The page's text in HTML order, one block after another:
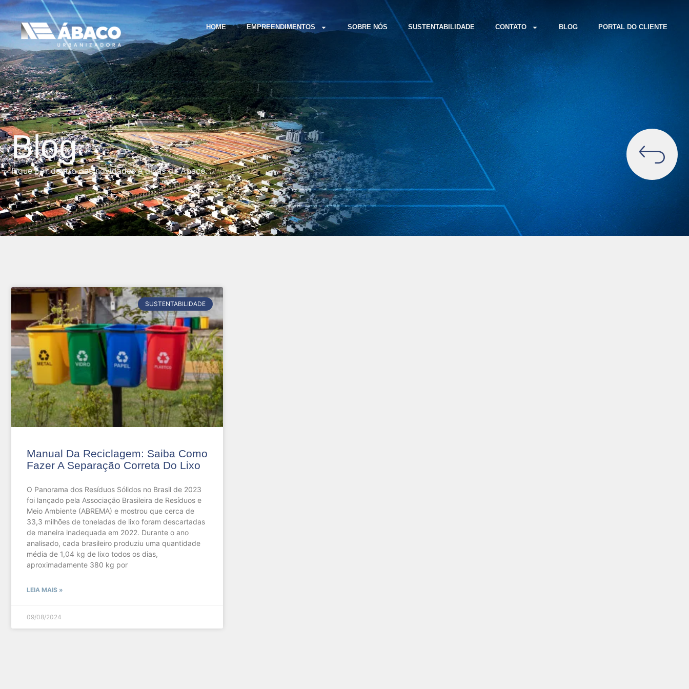
HOME EMPREENDIMENTOS SOBRE NÓS SUSTENTABILIDADE CONTATO BLOG PORTAL DO CLIENTE
Blog
Fique por dentro das novidades e dicas da Ábaco.
SUSTENTABILIDADE
Manual Da Reciclagem: Saiba Como
Fazer A Separação Correta Do Lixo
O Panorama dos Resíduos Sólidos no Brasil de 2023
foi lançado pela Associação Brasileira de Resíduos e
Meio Ambiente (ABREMA) e mostrou que cerca de
33,3 milhões de toneladas de lixo foram descartadas
de maneira inadequada em 2022. Durante o ano
analisado, cada brasileiro produziu uma quantidade
média de 1,04 kg de lixo todos os dias,
aproximadamente 380 kg por
LEIA MAIS »
09/08/2024